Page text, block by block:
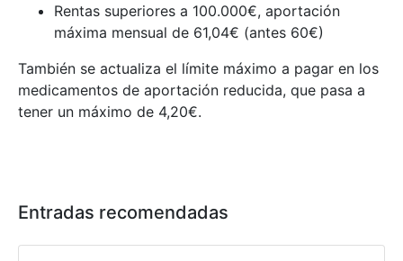
Rentas superiores a 100.000€, aportación
máxima mensual de 61,04€ (antes 60€)
También se actualiza el límite máximo a pagar en los
medicamentos de aportación reducida, que pasa a
tener un máximo de 4,20€.
Entradas recomendadas